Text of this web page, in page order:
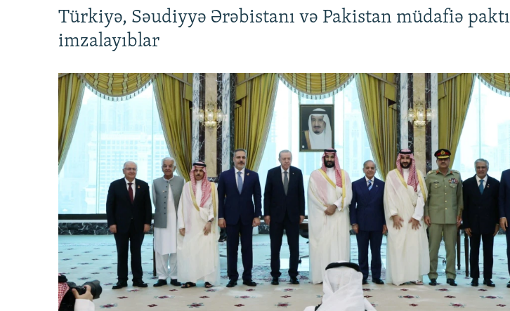
Türkiyə, Səudiyyə Ərəbistanı və Pakistan müdafiə paktı
imzalayıblar